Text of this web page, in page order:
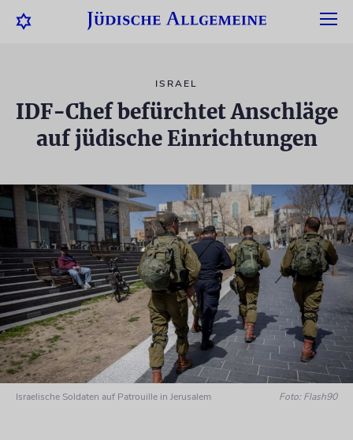
ISRAEL
IDF-Chef befürchtet Anschläge
auf jüdische Einrichtungen
Israelische Soldaten auf Patrouille in Jerusalem Foto: Flash90